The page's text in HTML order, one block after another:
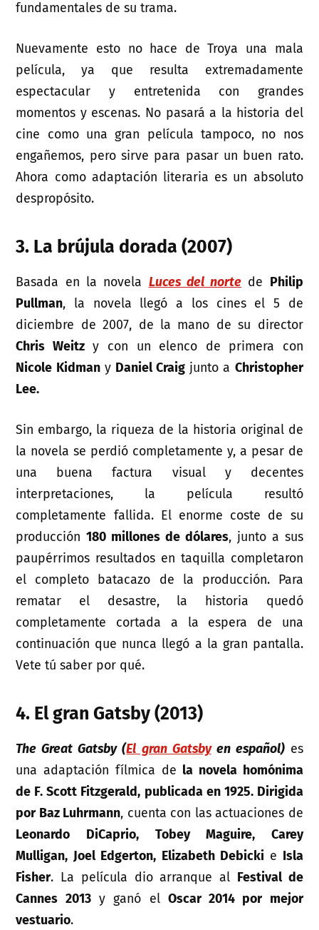
fundamentales de su trama.
Nuevamente esto no hace de Troya una mala
película, ya que resulta extremadamente
espectacular y entretenida con grandes
momentos y escenas. No pasará a la historia del
cine como una gran película tampoco, no nos
engañemos, pero sirve para pasar un buen rato.
Ahora como adaptación literaria es un absoluto
despropósito.
3. La brújula dorada (2007)
Basada en la novela Luces del norte de Philip
Pullman, la novela llegó a los cines el 5 de
diciembre de 2007, de la mano de su director
Chris Weitzy con un elenco de primera con
Nicole Kidmany Daniel Craig junto a Christopher
Lee.
Sin embargo, la riqueza de la historia original de
la novela se perdió completamente y, a pesar de
una buena factura visual y decentes
interpretaciones, la película resultó
completamente fallida. El enorme coste de su
producción180 millones de dólares, junto a sus
paupérrimos resultados en taquilla completaron
el completo batacazo de la producción. Para
rematar el desastre, la historia quedó
completamente cortada a la espera de una
continuación que nunca llegó a la gran pantalla.
Vete tú saber por qué.
4. El gran Gatsby (2013)
The Great Gatsby (El gran Gatsbyen español)es
una adaptación fílmica de la novela homónima
de F. Scott Fitzgerald, publicada en 1925. Dirigida
por Baz Luhrmann, cuenta con las actuaciones de
Leonardo DiCaprio, Tobey Maguire, Carey
Mulligan, Joel Edgerton, Elizabeth Debickie Isla
Fisher. La película dio arranque al Festival de
Cannes 2013y ganó el Oscar 2014 por mejor
vestuario.